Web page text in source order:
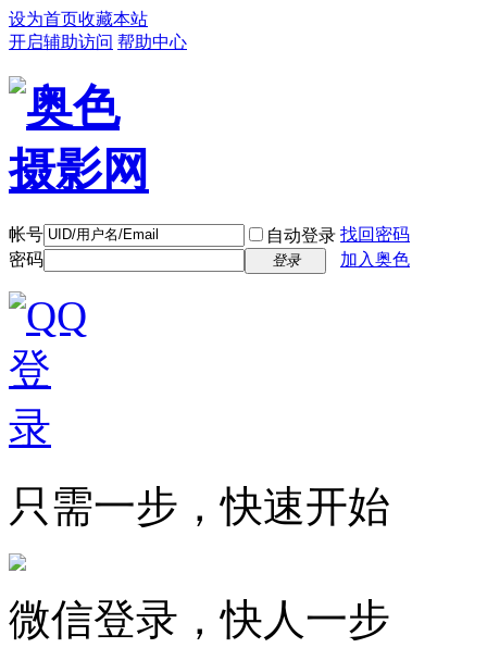
设为首页收藏本站
开启辅助访问 帮助中心
帐号 自动登录 找回密码
密码
登录 加入奥色
只需一步，快速开始
微信登录，快人一步